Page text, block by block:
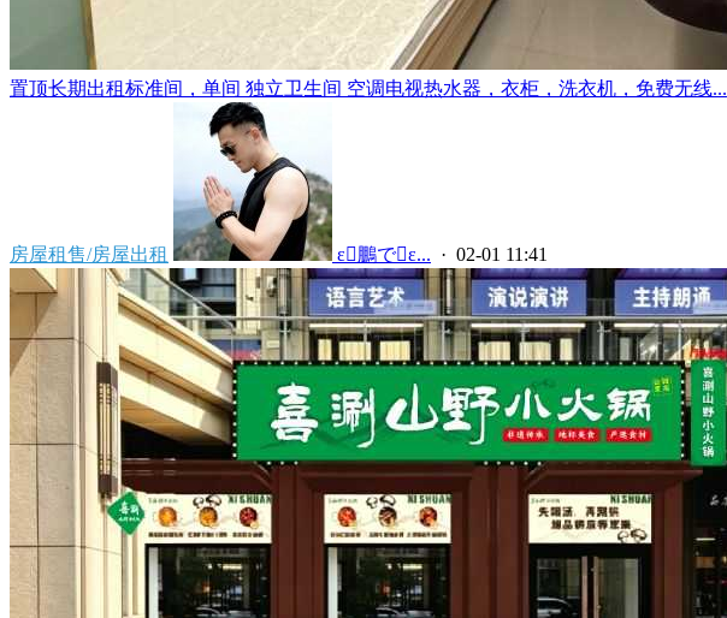
置顶长期出租标准间，单间 独立卫生间 空调电视热水器，衣柜，洗衣机，免费无线...
房屋租售/房屋出租  ε鵬でε... · 02-01 11:41